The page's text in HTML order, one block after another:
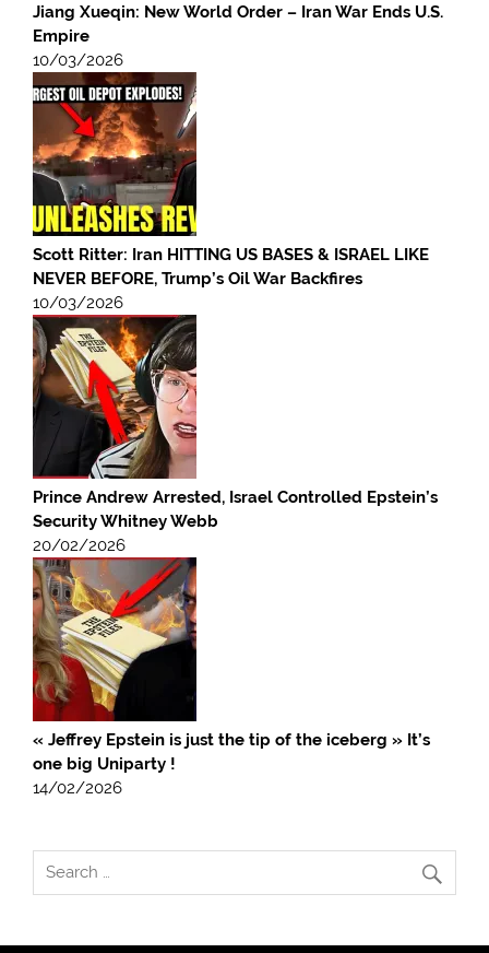
Jiang Xueqin: New World Order – Iran War Ends U.S.
Empire
10/03/2026
Scott Ritter: Iran HITTING US BASES & ISRAEL LIKE
NEVER BEFORE, Trump’s Oil War Backfires
10/03/2026
Prince Andrew Arrested, Israel Controlled Epstein’s
Security Whitney Webb
20/02/2026
« Jeffrey Epstein is just the tip of the iceberg » It’s
one big Uniparty !
14/02/2026